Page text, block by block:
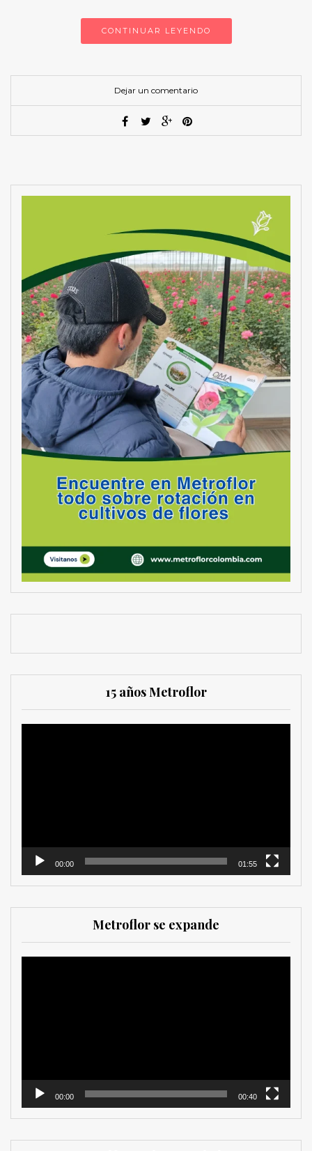
CONTINUAR LEYENDO
Dejar un comentario
15 años Metroflor
00:00 01:55
Metroflor se expande
00:00 00:40